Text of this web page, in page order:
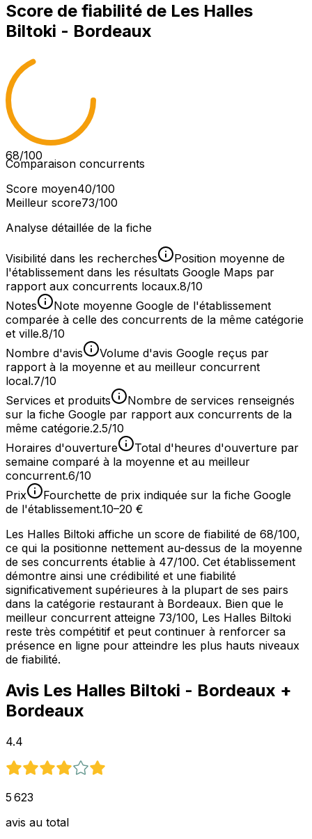
Score de fiabilité de Les Halles
Biltoki - Bordeaux
68/100
Comparaison concurrents
Score moyen40/100
Meilleur score73/100
Analyse détaillée de la fiche
Visibilité dans les recherches
Position moyenne de
l'établissement dans les résultats Google Maps par
rapport aux concurrents locaux.8/10
Notes
Note moyenne Google de l'établissement
comparée à celle des concurrents de la même catégorie
et ville.8/10
Nombre d'avis
Volume d'avis Google reçus par
rapport à la moyenne et au meilleur concurrent
local.7/10
Services et produits
Nombre de services renseignés
sur la fiche Google par rapport aux concurrents de la
même catégorie.2.5/10
Horaires d'ouverture
Total d'heures d'ouverture par
semaine comparé à la moyenne et au meilleur
concurrent.6/10
Prix
Fourchette de prix indiquée sur la fiche Google
de l'établissement.10–20 €
Les Halles Biltoki affiche un score de fiabilité de 68/100,
ce qui la positionne nettement au-dessus de la moyenne
de ses concurrents établie à 47/100. Cet établissement
démontre ainsi une crédibilité et une fiabilité
significativement supérieures à la plupart de ses pairs
dans la catégorie restaurant à Bordeaux. Bien que le
meilleur concurrent atteigne 73/100, Les Halles Biltoki
reste très compétitif et peut continuer à renforcer sa
présence en ligne pour atteindre les plus hauts niveaux
de fiabilité.
Avis Les Halles Biltoki - Bordeaux +
Bordeaux
4.4
5 623
avis au total